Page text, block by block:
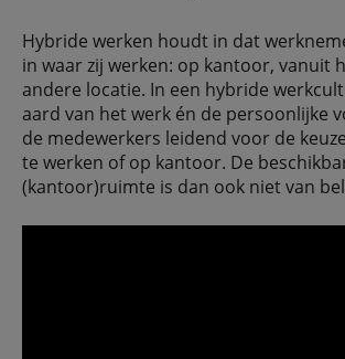
Hybride werken houdt in dat
in waar zij werken: op kantoor, vanuit
andere locatie. In een hybride
aard van het werk én de persoonlijke
de medewerkers leidend voor de
te werken of op kantoor. De
(kantoor)ruimte is dan ook niet van